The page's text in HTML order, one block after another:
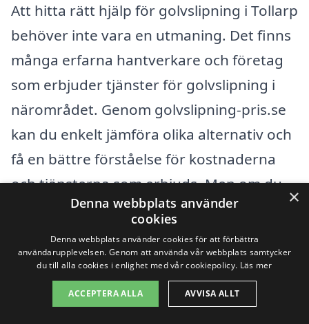
Att hitta rätt hjälp för golvslipning i Tollarp
behöver inte vara en utmaning. Det finns
många erfarna hantverkare och företag
som erbjuder tjänster för golvslipning i
närområdet. Genom golvslipning-pris.se
kan du enkelt jämföra olika alternativ och
få en bättre förståelse för kostnaderna
och tjänsterna som erbjuds. Men om du
vill utforska fler alternativ i närliggande
städer, finns det flera platser som kan
vara värda att överväga.
Några städer nära Tollarp där du kan
×
Denna webbplats använder
cookies
Denna webbplats använder cookies för att förbättra
användarupplevelsen. Genom att använda vår webbplats samtycker
du till alla cookies i enlighet med vår cookiepolicy. Läs mer
ACCEPTERA ALLA AVVISA ALLT